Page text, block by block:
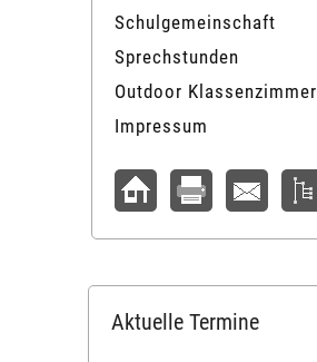
Schulgemeinschaft
Sprechstunden
Outdoor Klassenzimmer
Impressum
Aktuelle Termine